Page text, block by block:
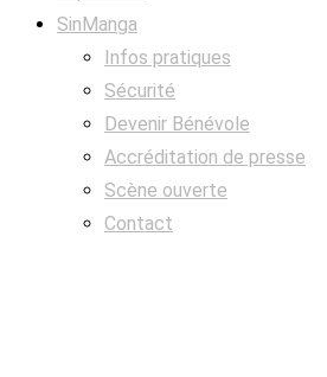
SinManga
Infos pratiques
Sécurité
Devenir Bénévole
Accréditation de presse
Scène ouverte
Contact